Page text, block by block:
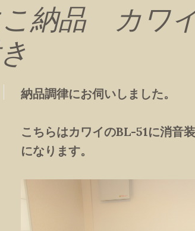
こ納品 カワ
納品調律にお伺いしました。
こちらはカワイのBL-51に消音
になります。